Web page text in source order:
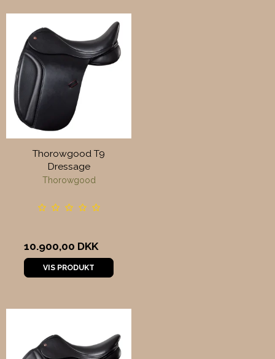
Thorowgood T9
Dressage
Thorowgood
10.900,00 DKK
VIS PRODUKT